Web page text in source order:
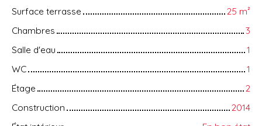
Surface terrasse
25 m²
Chambres
3
Salle d'eau
1
WC
1
Étage
2
Construction
2014